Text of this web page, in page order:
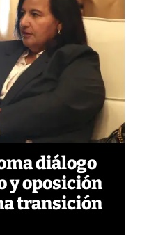
diálogo
y oposición
transición